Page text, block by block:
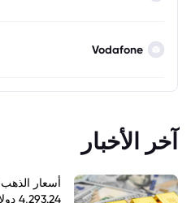
Vodafone
آخر الأخبار